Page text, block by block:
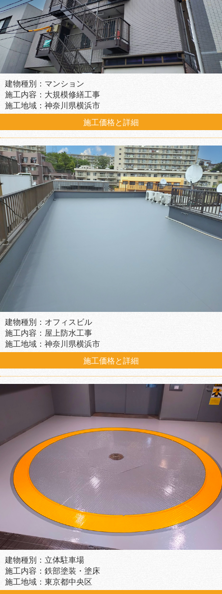
建物種別：マンション
施工内容：大規模修繕工事
施工地域：神奈川県横浜市
施工価格と詳細
建物種別：オフィスビル
施工内容：屋上防水工事
施工地域：神奈川県横浜市
施工価格と詳細
建物種別：立体駐車場
施工内容：鉄部塗装・塗床
施工地域：東京都中央区